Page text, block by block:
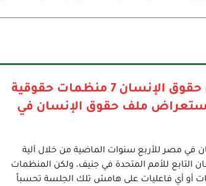
بسبب تهديدات موجهة لمنظمات حقوق الإنسان 7 منظمات حقوقية
ملف حقوق الإنسان في
في مصر للأربع سنوات الماضية من خلال آلية
للأمم المتحدة في جنيف، ولكن المنظمات
أو أي فاعليات على هامش تلك الجلسة تحسباً